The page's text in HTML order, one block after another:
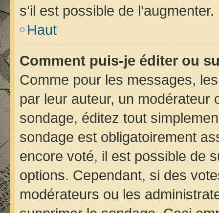
s’il est possible de l’augmenter.
Haut
Comment puis-je éditer ou
Comme pour les messages,
par leur auteur, un modérateur
sondage, éditez tout
sondage est obligatoirement
encore voté, il est possible de
options. Cependant, si des
modérateurs ou les